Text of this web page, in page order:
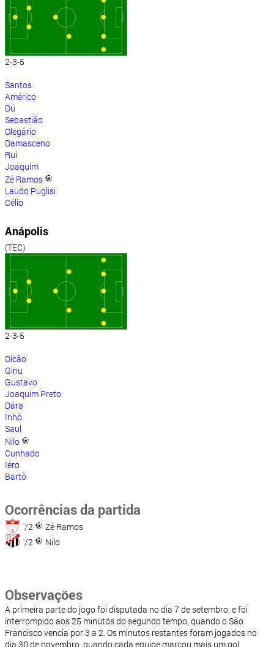
2-3-5
Santos
Américo
Dú
Sebastião
Olegário
Damasceno
Rui
Joaquim
Zé Ramos
Laudo Puglisi
Célio
Anápolis
(TEC)
2-3-5
Dicão
Ginu
Gustavo
Joaquim Preto
Dára
Inhô
Saul
Nilo
Cunhado
Iéro
Bartô
Ocorrências da partida
'/2
Zé Ramos
'/2
Nilo
Observações
A primeira parte do jogo foi disputada no dia 7 de setembro, e foi
interrompido aos 25 minutos do segundo tempo, quando o São
Francisco vencia por 3 a 2. Os minutos restantes foram jogados no
dia 30 de novembro, quando cada equipe marcou mais um gol.